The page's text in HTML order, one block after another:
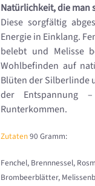
Natürlichkeit, die man
Diese sorgfältig
Energie in Einklang.
belebt und Melisse
Wohlbefinden auf
Blüten der Silberlinde
der Entspannung
Runterkommen.
Zutaten90 Gramm:
Fenchel, Brennnessel,
Brombeerblätter,